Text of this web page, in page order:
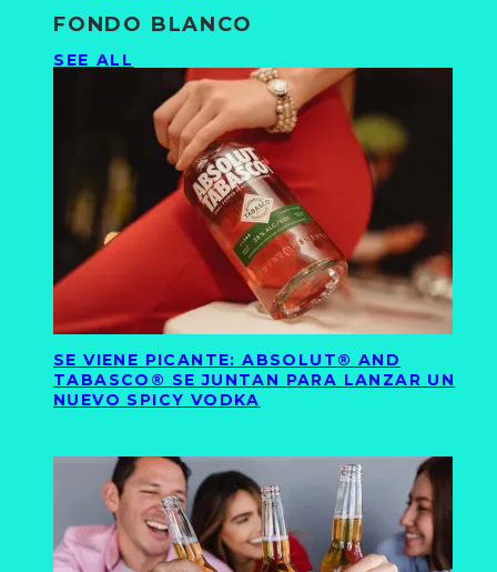
FONDO BLANCO
SEE ALL
SE VIENE PICANTE: ABSOLUT® AND
TABASCO® SE JUNTAN PARA LANZAR UN
NUEVO SPICY VODKA